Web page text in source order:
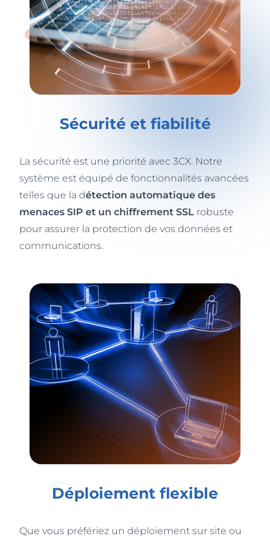
Sécurité et fiabilité
La sécurité est une priorité avec 3CX. Notre
système est équipé de fonctionnalités avancées
telles que la détection automatique des
menaces SIP et un chiffrement SSL robuste
pour assurer la protection de vos données et
communications.
Déploiement flexible
Que vous préfériez un déploiement sur site ou